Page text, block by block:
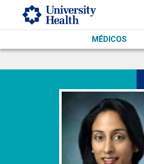
Skip to main content
MÉDICOS